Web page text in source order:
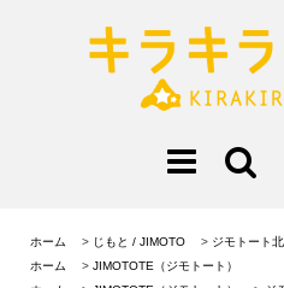
ホーム > じもと / JIMOTO > ジモトート
ホーム
> JIMOTOTE（ジモトート）